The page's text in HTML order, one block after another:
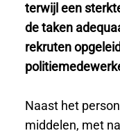
terwijl een
de taken
rekruten
Naast het
middelen, met